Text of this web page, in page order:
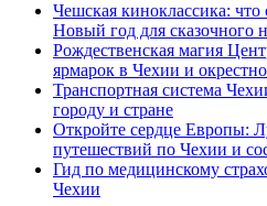
Чешская киноклассика: что
Новый год для сказочного
Рождественская магия
ярмарок в Чехии и
Транспортная система
городу и стране
Откройте сердце Европы:
путешествий по Чехии и
Гид по медицинскому
Чехии